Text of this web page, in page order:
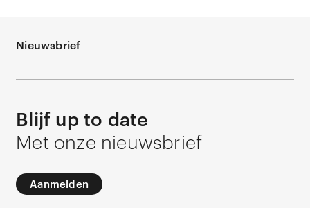
Nieuwsbrief
Blijf up to date
Met onze nieuwsbrief
Aanmelden